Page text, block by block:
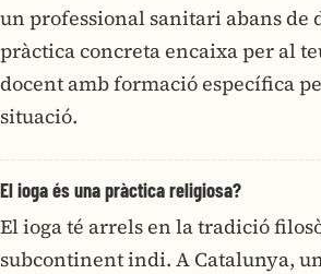
un professional sanitari abans de
pràctica concreta encaixa per al
docent amb formació específica
situació.
El ioga és una pràctica religiosa?
El ioga té arrels en la tradició
subcontinent indi. A Catalunya,